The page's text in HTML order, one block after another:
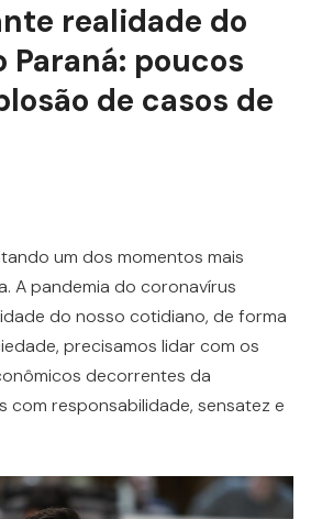
realidade do
Paraná: poucos
de casos de
um dos momentos mais
A pandemia do coronavírus
do nosso cotidiano, de forma
precisamos lidar com os
decorrentes da
com responsabilidade, sensatez e